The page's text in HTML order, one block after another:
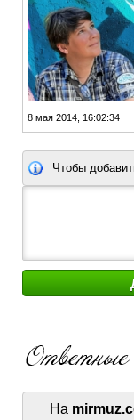
8 мая 2014, 16:02:34
Чтобы
На